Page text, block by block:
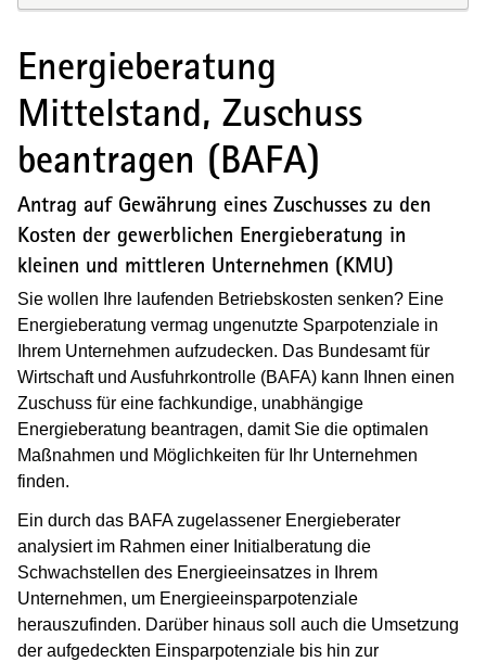
Energieberatung
Mittelstand, Zuschuss
beantragen (BAFA)
Antrag auf Gewährung eines Zuschusses zu den
Kosten der gewerblichen Energieberatung in
kleinen und mittleren Unternehmen (KMU)
Sie wollen Ihre laufenden Betriebskosten senken? Eine
Energieberatung vermag ungenutzte Sparpotenziale in
Ihrem Unternehmen aufzudecken. Das Bundesamt für
Wirtschaft und Ausfuhrkontrolle (BAFA) kann Ihnen einen
Zuschuss für eine fachkundige, unabhängige
Energieberatung beantragen, damit Sie die optimalen
Maßnahmen und Möglichkeiten für Ihr Unternehmen
finden.
Ein durch das BAFA zugelassener Energieberater
analysiert im Rahmen einer Initialberatung die
Schwachstellen des Energieeinsatzes in Ihrem
Unternehmen, um Energieeinsparpotenziale
herauszufinden. Darüber hinaus soll auch die Umsetzung
der aufgedeckten Einsparpotenziale bis hin zur